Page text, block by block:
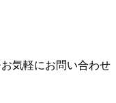
気軽にお問い合わせ